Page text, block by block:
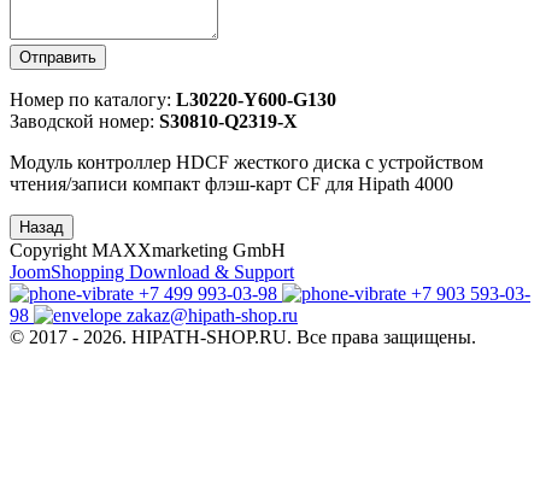
Отправить
Номер по каталогу: L30220-Y600-G130
Заводской номер: S30810-Q2319-X
Модуль контроллер HDCF жесткого диска с устройством
чтения/записи компакт флэш-карт CF для Hipath 4000
Copyright MAXXmarketing GmbH
JoomShopping Download & Support
+7 499 993-03-98
+7 903 593-03-
98
zakaz@hipath-shop.ru
© 2017 - 2026. HIPATH-SHOP.RU. Все права защищены.